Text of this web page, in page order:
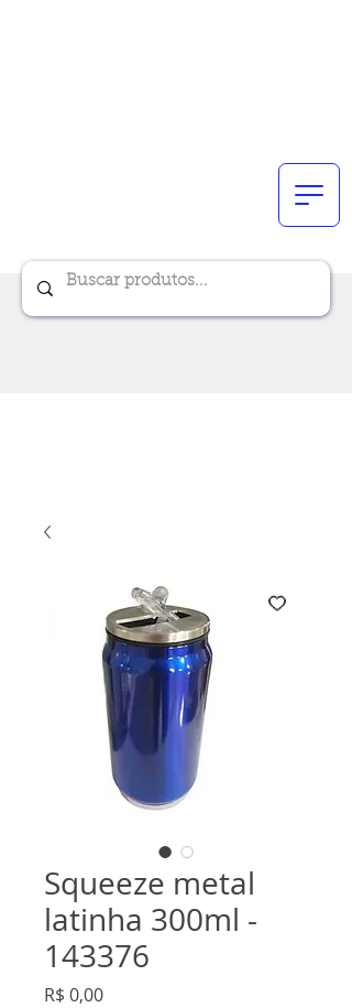
Squeeze metal
latinha 300ml -
143376
R$ 0,00Preço